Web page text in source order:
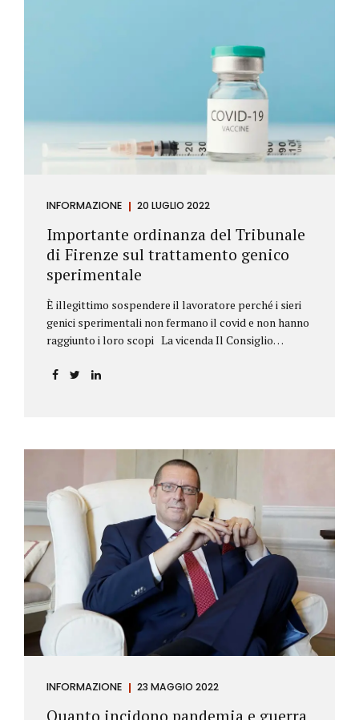
loro investimenti, mentre gli speculatori cercano...
INFORMAZIONE 20 LUGLIO 2022
Importante ordinanza del Tribunale
di Firenze sul trattamento genico
sperimentale
È illegittimo sospendere il lavoratore perché i sieri
genici sperimentali non fermano il covid e non hanno
raggiunto i loro scopi La vicenda Il Consiglio
alla sospensione di una propria iscritta, a causa del
76/2021. La psicologa ricorreva in via d’urgenza al
Tribunale di Firenze per chiedere la sospensione di
tale provvedimento, gravemente pregiudizievole per
la propria persona, in quanto impeditivo dello
svolgimento della libera professione. Per il Giudice
fiorentino, Dott.ssa Susanna Zanda, il
provvedimento assunto dal Consiglio lede...
INFORMAZIONE 23 MAGGIO 2022